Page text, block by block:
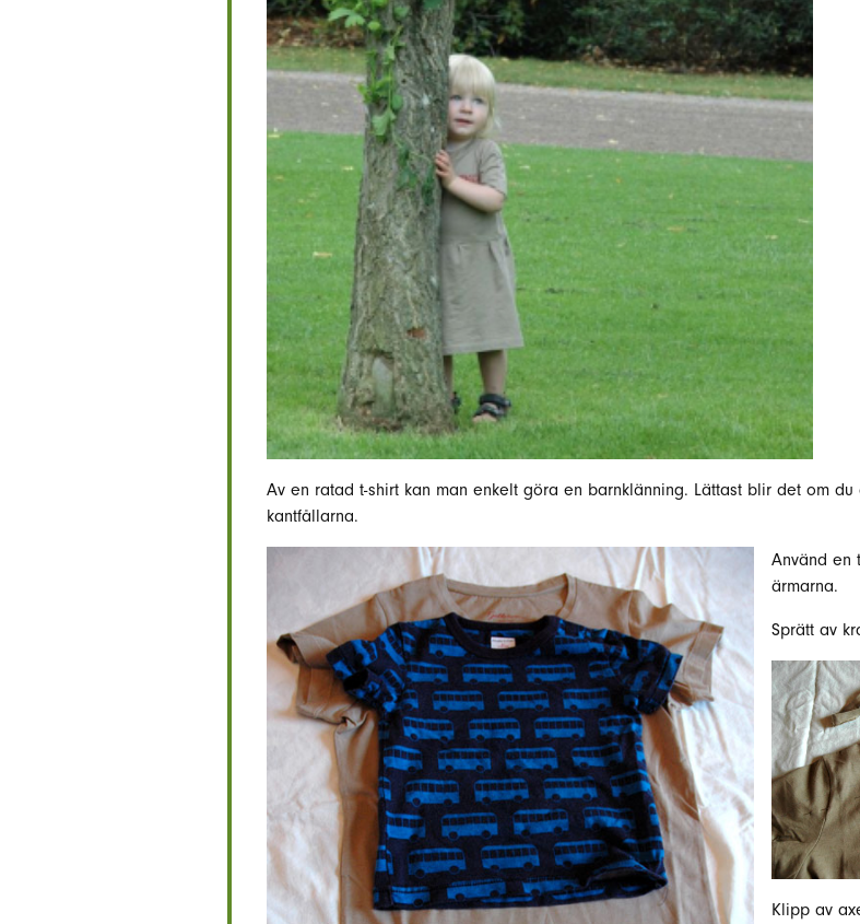
Av en ratad t-shirt kan man enkelt göra en barnklänning. Lättast blir det om
kantfållarna.
Använd en
ärmarna.
Sprätt av
Klipp av